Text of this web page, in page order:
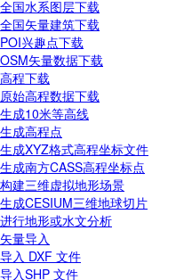
全国水系图层下载
全国矢量建筑下载
POI兴趣点下载
OSM矢量数据下载
高程下载
原始高程数据下载
生成10米等高线
生成高程点
生成XYZ格式高程坐标文件
生成南方CASS高程坐标点
构建三维虚拟地形场景
生成CESIUM三维地球切片
进行地形或水文分析
矢量导入
导入 DXF 文件
导入SHP 文件